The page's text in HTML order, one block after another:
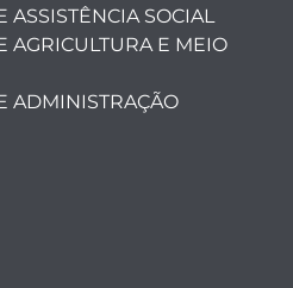
SOCIAL
AGRICULTURA E MEIO
ADMINISTRAÇÃO